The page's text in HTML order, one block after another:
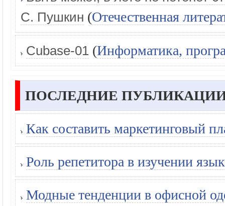
С. Пушкин (Отечественная
Cubase-01 (Информатика,
ПОСЛЕДНИЕ
Как составить маркетинговый
Роль репетитора в изучении
Модные тенденции в офисной